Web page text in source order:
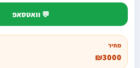
💬 וואטסאפ
מחיר
₪3000